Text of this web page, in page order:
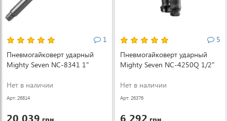
1
Пневмогайковерт ударный
Mighty Seven NC-8341 1"
Нет в наличии
Арт: 26814
20 039
5
Пневмогайковерт ударный
Mighty Seven NC-4250Q 1/2"
Нет в наличии
Арт: 26376
6 292